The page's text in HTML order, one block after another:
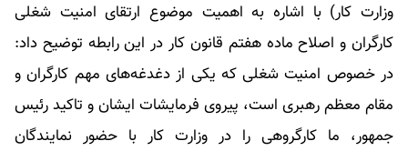
وزارت کار) با اشاره به اهمیت موضوع ارتقای امنیت شغلی
کارگران و اصلاح ماده هفتم قانون کار در این رابطه توضیح داد:
در خصوص امنیت شغلی که یکی از دغدغه‌های مهم کارگران و
مقام معظم رهبری است، پیروی فرمایشات ایشان و تاکید رئیس
جمهور، ما کارگروهی را در وزارت کار با حضور نمایندگان